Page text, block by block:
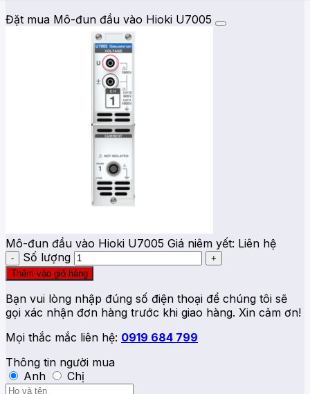
Đặt mua Mô-đun đầu vào Hioki U7005
Mô-đun đầu vào Hioki U7005 Giá niêm yết: Liên hệ
Số lượng
Thêm vào giỏ hàng
Bạn vui lòng nhập đúng số điện thoại để chúng tôi sẽ
gọi xác nhận đơn hàng trước khi giao hàng. Xin cảm ơn!
Mọi thắc mắc liên hệ: 0919 684 799
Thông tin người mua
Anh
Chị